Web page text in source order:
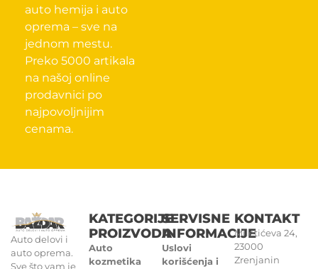
auto hemija i auto
oprema – sve na
jednom mestu.
Preko 5000 artikala
na našoj online
prodavnici po
najpovoljnijim
cenama.
Auto delovi i
auto oprema.
Sve što vam je
KATEGORIJE
PROIZVODA
Auto
kozmetika
SERVISNE
INFORMACIJE
Uslovi
korišćenja i
KONTAKT
Miletićeva 24,
23000
Zrenjanin